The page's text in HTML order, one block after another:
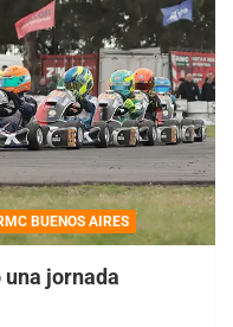
BUENOS AIRES
una jornada